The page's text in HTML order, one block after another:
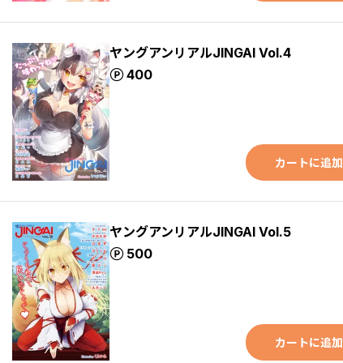
ヤングアンリアルJINGAI Vol.4
400
ポイント
カートに追加
ヤングアンリアルJINGAI Vol.5
500
ポイント
カートに追加